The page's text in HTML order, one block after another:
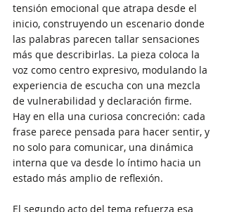
tensión emocional que atrapa desde el
inicio, construyendo un escenario donde
las palabras parecen tallar sensaciones
más que describirlas. La pieza coloca la
voz como centro expresivo, modulando la
experiencia de escucha con una mezcla
de vulnerabilidad y declaración firme.
Hay en ella una curiosa concreción: cada
frase parece pensada para hacer sentir, y
no solo para comunicar, una dinámica
interna que va desde lo íntimo hacia un
estado más amplio de reflexión.
El segundo acto del tema refuerza esa